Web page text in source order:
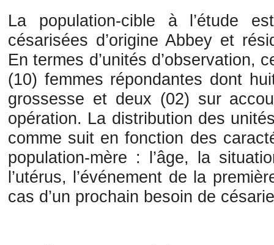
La population-cible à l’étude
césarisées d’origine Abbey et
En termes d’unités d’observation,
(10) femmes répondantes dont
grossesse et deux (02) sur
opération. La distribution des
comme suit en fonction des
population-mère : l’âge, la
l’utérus, l’événement de la
cas d’un prochain besoin de